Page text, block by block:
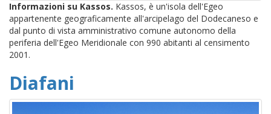
Informazioni su Kassos. Kassos, è un'isola dell'Egeo
appartenente geograficamente all'arcipelago del Dodecaneso e
dal punto di vista amministrativo comune autonomo della
periferia dell'Egeo Meridionale con 990 abitanti al censimento
2001.
Diafani